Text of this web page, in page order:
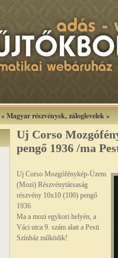
»Magyar részvények, záloglevelek»
Uj Corso
pengő 1936 /ma
Uj Corso Mozgófénykép-Üzem
(Mozi) Részvénytársaság
részvény 10x10 (100) pengő
1936
Ma a mozi egykori helyén, a
Váci utca 9. szám alatt a Pesti
Színház működik!